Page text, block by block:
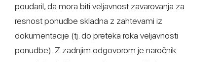
poudaril, da mora biti veljavnost zavarovanja za
resnost ponudbe skladna z zahtevami iz
dokumentacije (tj. do preteka roka veljavnosti
ponudbe). Z zadnjim odgovorom je naročnik